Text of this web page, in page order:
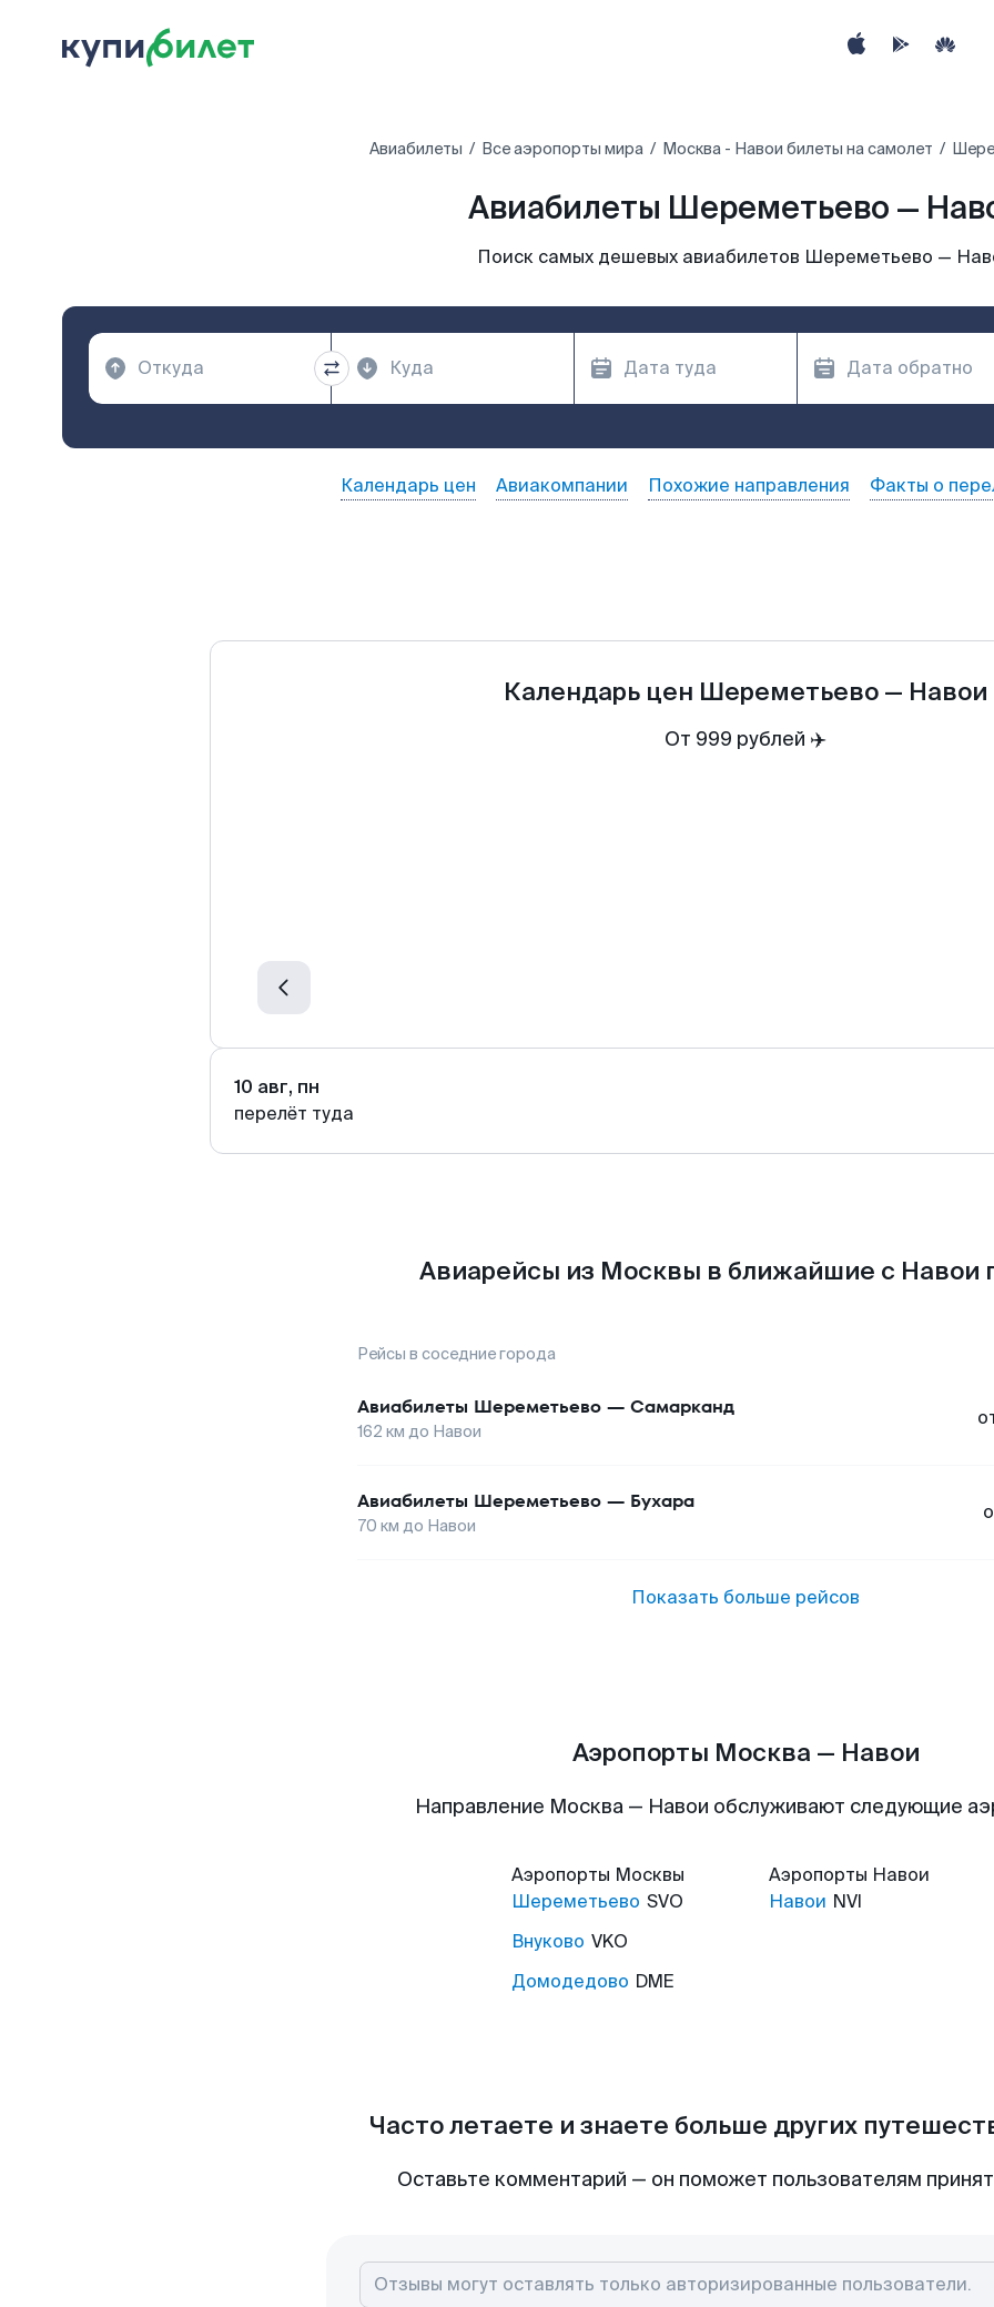
Авиабилеты Все аэропорты мира Москва - Навои билеты на самолет
Авиабилеты Шереметьево —
Поиск самых дешевых авиабилетов Шереметьево —
Календарь цен Авиакомпании Похожие направления Факты о
Календарь цен Шереметьево — Навои
От 999 рублей ✈️
10 авг, пн
перелёт туда
Авиарейсы из Москвы в ближайшие с Навои
Рейсы в соседние города
Авиабилеты Шереметьево — Самарканд
162 км до Навои
Авиабилеты Шереметьево — Бухара
70 км до Навои
Показать больше рейсов
Аэропорты Москва — Навои
Направление Москва — Навои обслуживают следующие
Аэропорты Москвы
Шереметьево SVO
Внуково VKO
Домодедово DME
Аэропорты Навои
Навои NVI
Часто летаете и знаете больше других
Оставьте комментарий — он поможет пользователям